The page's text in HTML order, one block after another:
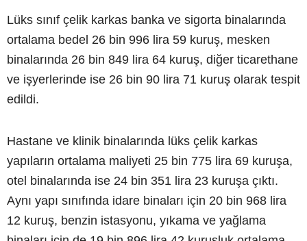
Lüks sınıf çelik karkas banka ve sigorta binalarında
ortalama bedel 26 bin 996 lira 59 kuruş, mesken
binalarında 26 bin 849 lira 64 kuruş, diğer ticarethane
ve işyerlerinde ise 26 bin 90 lira 71 kuruş olarak tespit
edildi.
Hastane ve klinik binalarında lüks çelik karkas
yapıların ortalama maliyeti 25 bin 775 lira 69 kuruşa,
otel binalarında ise 24 bin 351 lira 23 kuruşa çıktı.
Aynı yapı sınıfında idare binaları için 20 bin 968 lira
12 kuruş, benzin istasyonu, yıkama ve yağlama